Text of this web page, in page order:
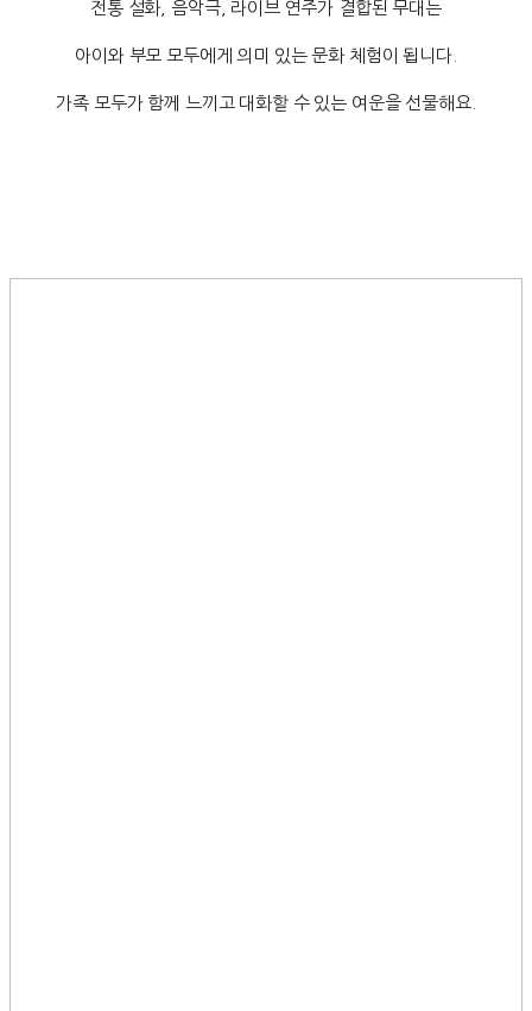
전통 설화, 음악극, 라이브 연주가 결합된 무대는
아이와 부모 모두에게 의미 있는 문화 체험이 됩니다.
가족 모두가 함께 느끼고 대화할 수 있는 여운을 선물해요.